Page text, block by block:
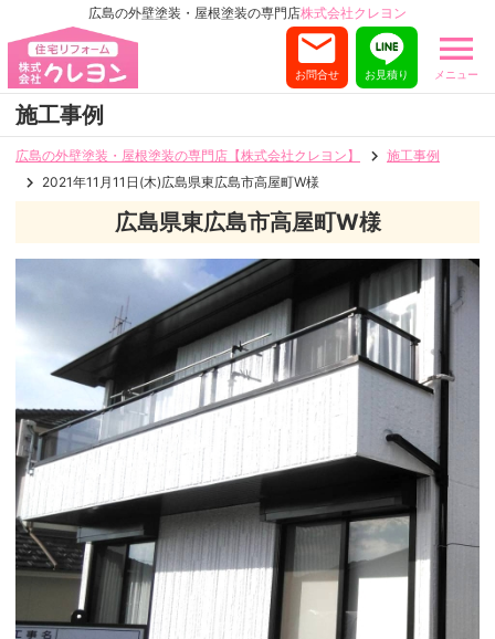
広島の外壁塗装・屋根塗装の専門店株式会社クレヨン
メニュー
お見積り
お問合せ
施工事例
広島の外壁塗装・屋根塗装の専門店【株式会社クレヨン】
施工事例
2021年11月11日(木)広島県東広島市高屋町W様
広島県東広島市高屋町W様